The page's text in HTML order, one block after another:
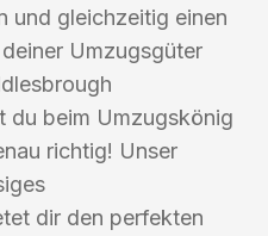
und gleichzeitig einen
Umzugsgüter
du beim Umzugskönig
richtig! Unser
dir den perfekten